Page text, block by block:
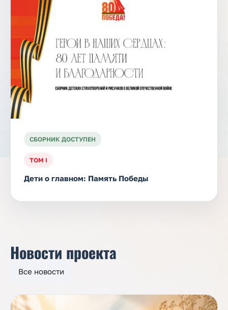
СБОРНИК ДОСТУПЕН
ТОМ I
Дети о главном: Память Победы
Новости проекта
Все новости